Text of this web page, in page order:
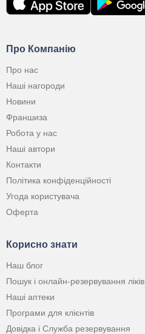
Про Компанію
Про нас
Наші нагороди
Новини
Франшиза
Робота у нас
Наші автори
Контакти
Політика конфіденційності
Угода користувача
Оферта
Корисно знати
Наш блог
Пошук і онлайн-резервування ліків
Наші аптеки
Програми для клієнтів
Довідка і Служба резервування